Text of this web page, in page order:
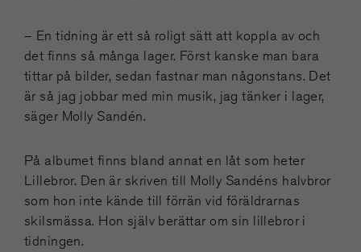
– En tidning är ett så roligt sätt att koppla av och
det finns så många lager. Först kanske man bara
tittar på bilder, sedan fastnar man någonstans. Det
är så jag jobbar med min musik, jag tänker i lager,
säger Molly Sandén.
På albumet finns bland annat en låt som heter
Lillebror. Den är skriven till Molly Sandéns halvbror
som hon inte kände till förrän vid föräldrarnas
skilsmässa. Hon själv berättar om sin lillebror i
tidningen.